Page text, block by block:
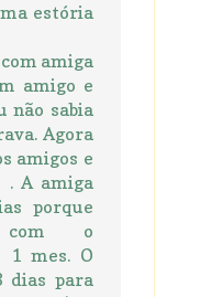
estória
amiga
amigo e
não sabia
Agora
amigos e
. A amiga
porque
com o
1 mes. O
dias para